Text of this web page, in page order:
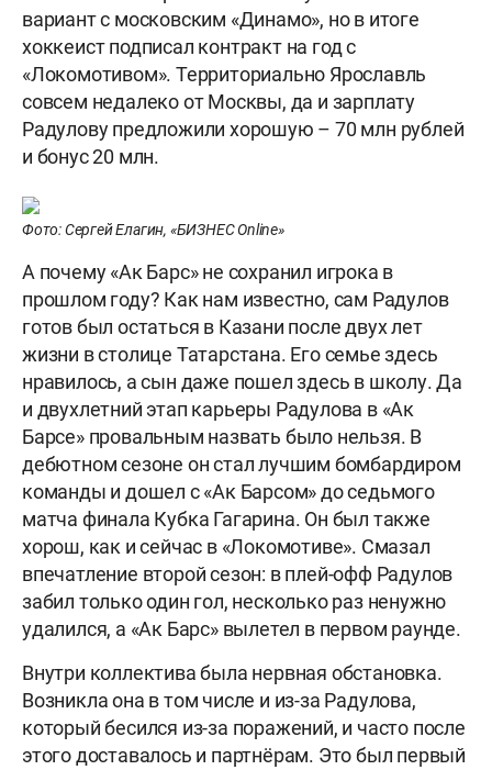
вариант с московским «Динамо», но в итоге
хоккеист подписал контракт на год с
«Локомотивом». Территориально Ярославль
совсем недалеко от Москвы, да и зарплату
Радулову предложили хорошую – 70 млн рублей
и бонус 20 млн.
Фото: Сергей Елагин, «БИЗНЕС Online»
А почему «Ак Барс» не сохранил игрока в
прошлом году? Как нам известно, сам Радулов
готов был остаться в Казани после двух лет
жизни в столице Татарстана. Его семье здесь
нравилось, а сын даже пошел здесь в школу. Да
и двухлетний этап карьеры Радулова в «Ак
Барсе» провальным назвать было нельзя. В
дебютном сезоне он стал лучшим бомбардиром
команды и дошел с «Ак Барсом» до седьмого
матча финала Кубка Гагарина. Он был также
хорош, как и сейчас в «Локомотиве». Смазал
впечатление второй сезон: в плей-офф Радулов
забил только один гол, несколько раз ненужно
удалился, а «Ак Барс» вылетел в первом раунде.
Внутри коллектива была нервная обстановка.
Возникла она в том числе и из-за Радулова,
который бесился из-за поражений, и часто после
этого доставалось и партнёрам. Это был первый